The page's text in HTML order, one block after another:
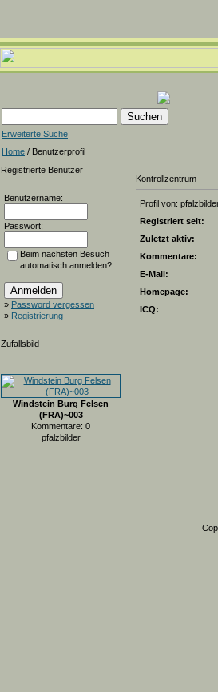
Erweiterte Suche
Home / Benutzerprofil
Registrierte Benutzer
Benutzername:
Passwort:
Beim nächsten Besuch
automatisch anmelden?
» Password vergessen
» Registrierung
Zufallsbild
Windstein Burg Felsen
(FRA)~003
Kommentare: 0
pfalzbilder
Kontrollzentrum
Profil von:
Registriert seit:
Zuletzt aktiv:
Kommentare:
E-Mail:
Homepage:
ICQ: